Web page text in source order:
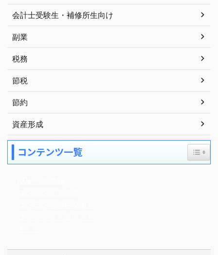
会計士受験生・補修所生向け
副業
税務
節税
節約
資産形成
コンテンツ一覧